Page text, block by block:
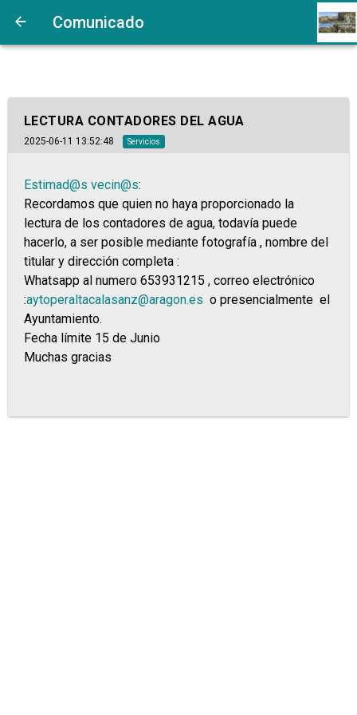
Comunicado
LECTURA CONTADORES DEL AGUA
2025-06-11 13:52:48 Servicios
Estimad@s vecin@s:
Recordamos que quien no haya proporcionado la
lectura de los contadores de agua, todavía puede
hacerlo, a ser posible mediante fotografía , nombre del
titular y dirección completa :
Whatsapp al numero 653931215 , correo electrónico
:aytoperaltacalasanz@aragon.es o presencialmente el
Ayuntamiento.
Fecha límite 15 de Junio
Muchas gracias